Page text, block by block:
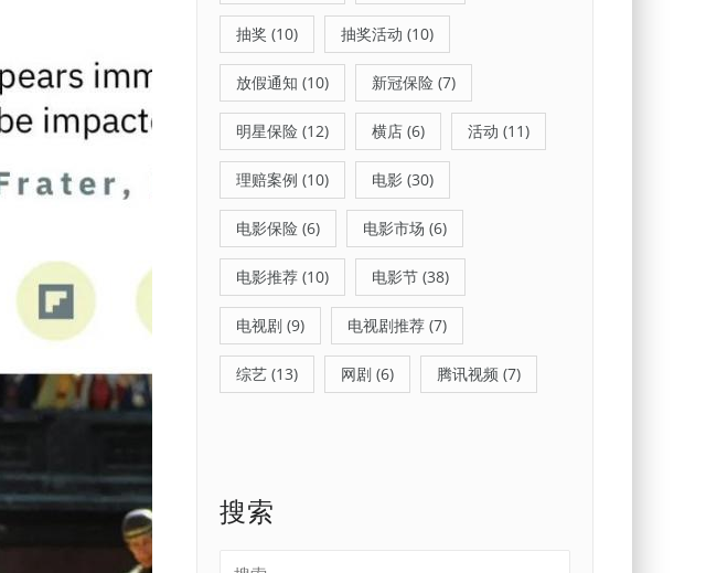
抽奖 (10) 抽奖活动 (10)
放假通知 (10) 新冠保险 (7)
明星保险 (12) 横店 (6) 活动 (11)
理赔案例 (10) 电影 (30)
电影保险 (6) 电影市场 (6)
电影推荐 (10) 电影节 (38)
电视剧 (9) 电视剧推荐 (7)
综艺 (13) 网剧 (6) 腾讯视频 (7)
搜索